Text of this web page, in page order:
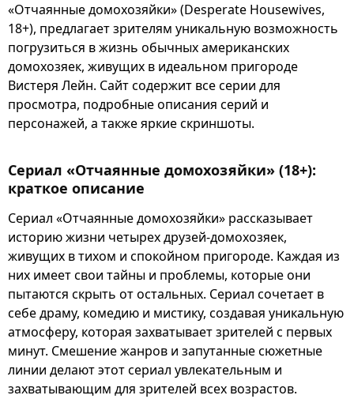
«Отчаянные домохозяйки» (Desperate Housewives,
18+), предлагает зрителям уникальную возможность
погрузиться в жизнь обычных американских
домохозяек, живущих в идеальном пригороде
Вистеря Лейн. Сайт содержит все серии для
просмотра, подробные описания серий и
персонажей, а также яркие скриншоты.
Сериал «Отчаянные домохозяйки» (18+):
краткое описание
Сериал «Отчаянные домохозяйки» рассказывает
историю жизни четырех друзей-домохозяек,
живущих в тихом и спокойном пригороде. Каждая из
них имеет свои тайны и проблемы, которые они
пытаются скрыть от остальных. Сериал сочетает в
себе драму, комедию и мистику, создавая уникальную
атмосферу, которая захватывает зрителей с первых
минут. Смешение жанров и запутанные сюжетные
линии делают этот сериал увлекательным и
захватывающим для зрителей всех возрастов.